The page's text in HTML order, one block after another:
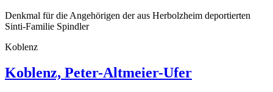
Denkmal für die Angehörigen der aus Herbolzheim deportierten
Sinti-Familie Spindler
Koblenz
Koblenz, Peter-Altmeier-Ufer